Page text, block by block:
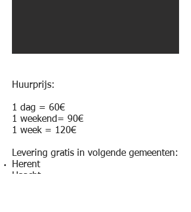
Huurprijs:
1 dag = 60€
1 weekend= 90€
1 week = 120€
Levering gratis in volgende gemeenten:
Herent
Haacht